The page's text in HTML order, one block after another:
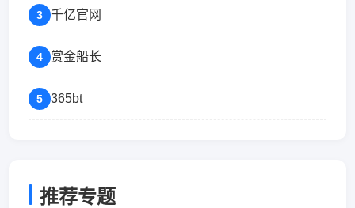
3 千亿官网
4 赏金船长
5 365bt
推荐专题